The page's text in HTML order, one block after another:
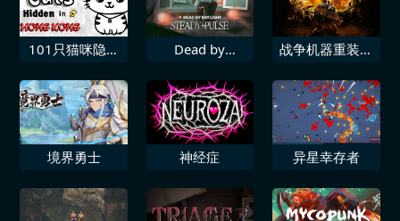
101只猫咪隐藏
Dead by
冲
战争机器重装上
境界勇士 神经症 异星幸存者